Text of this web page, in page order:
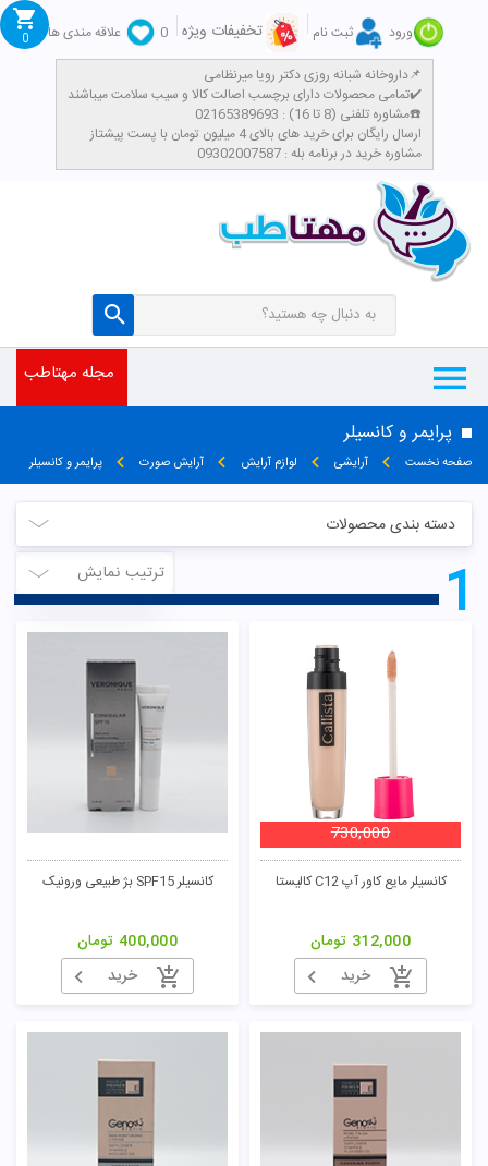
ورود ثبت نام تخفیفات ویژه 0
علاقه مندی ها
داروخانه شبانه روزی دکتر رویا میرنظامی📌
تمامی محصولات دارای برچسب اصالت کالا و سیب سلامت میباشند✔️
مشاوره تلفنی (8 تا 16) : 02165389693☎️
​ارسال رایگان برای خرید های بالای 4 میلیون تومان با پست پیشتاز
مشاوره خرید در برنامه بله : 09302007587
0
مجله مهتاطب
پرایمر و کانسیلر
صفحه نخست آرایشی لوازم آرایش آرایش صورت پرایمر و کانسیلر
دسته بندی محصولات
ترتیب نمایش
1
کانسیلر مایع کاور آپ C12 کالیستا
730,000
312,000 تومان
خرید
کانسیلر SPF15 بژ طبیعی ورونیک
400,000 تومان
خرید